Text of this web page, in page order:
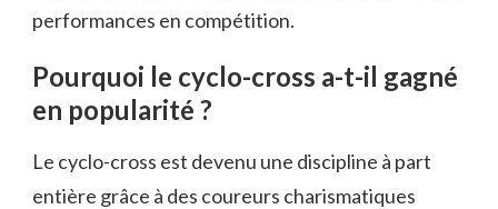
performances en compétition.
Pourquoi le cyclo-cross a-t-il gagné
en popularité ?
Le cyclo-cross est devenu une discipline à part
entière grâce à des coureurs charismatiques